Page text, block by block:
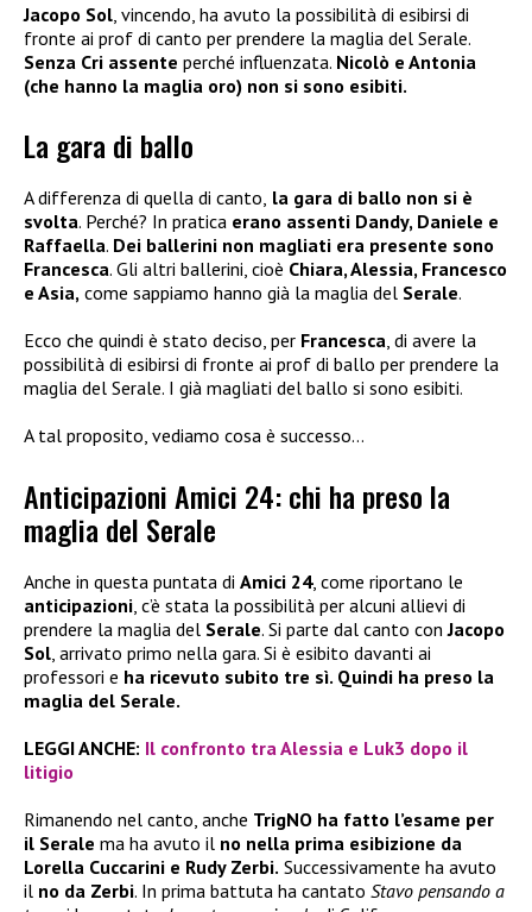
Jacopo Sol , vincendo, ha avuto la possibilità di esibirsi di
fronte ai prof di canto per prendere la maglia del Serale.
Senza Cri assente perché influenzata. Nicolò e Antonia
(che hanno la maglia oro) non si sono esibiti.
La gara di ballo
A differenza di quella di canto, la gara di ballo non si è
svolta. Perché? In pratica erano assenti Dandy, Daniele e
Raffaella. Dei ballerini non magliati era presente sono
Francesca. Gli altri ballerini, cioè Chiara, Alessia, Francesco
e Asia, come sappiamo hanno già la maglia del Serale.
Ecco che quindi è stato deciso, per Francesca, di avere la
possibilità di esibirsi di fronte ai prof di ballo per prendere la
maglia del Serale. I già magliati del ballo si sono esibiti.
A tal proposito, vediamo cosa è successo…
Anticipazioni Amici 24: chi ha preso la
maglia del Serale
Anche in questa puntata di Amici 24, come riportano le
anticipazioni , c’è stata la possibilità per alcuni allievi di
prendere la maglia del Serale. Si parte dal canto conJacopo
Sol , arrivato primo nella gara. Si è esibito davanti ai
professori e ha ricevuto subito tre sì. Quindi ha preso la
maglia del Serale.
LEGGI ANCHE: Il confronto tra Alessia e Luk3 dopo il
litigio
Rimanendo nel canto, anche TrigNO ha fatto l’esame per
il Serale ma ha avuto il no nella prima esibizione da
Lorella Cuccarini e Rudy Zerbi. Successivamente ha avuto
il no da Zerbi. In prima battuta ha cantato Stavo pensando a